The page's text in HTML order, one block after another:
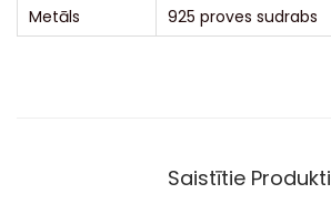
Metāls
925 proves sudrabs
Saistītie Produkti